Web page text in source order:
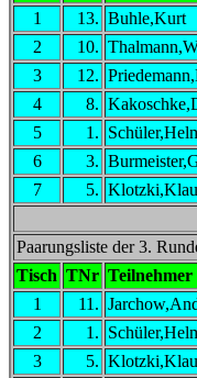
1
13. Buhle,Kurt
2
10.
3
12.
4
8.
5
1.
6
3.
7
5.
Paarungsliste der 3.
Tisch TNr Teilnehmer
1
11.
2
1.
3
5.